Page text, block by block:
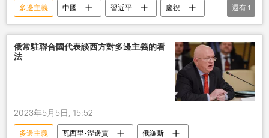
多邊主義 中國 習近平
慶祝
和平
還有 1
俄常駐聯合國代表談西方對多邊主義的看
法
2023年5月5日, 15:52
多邊主義 瓦西里•涅邊賈 俄羅斯